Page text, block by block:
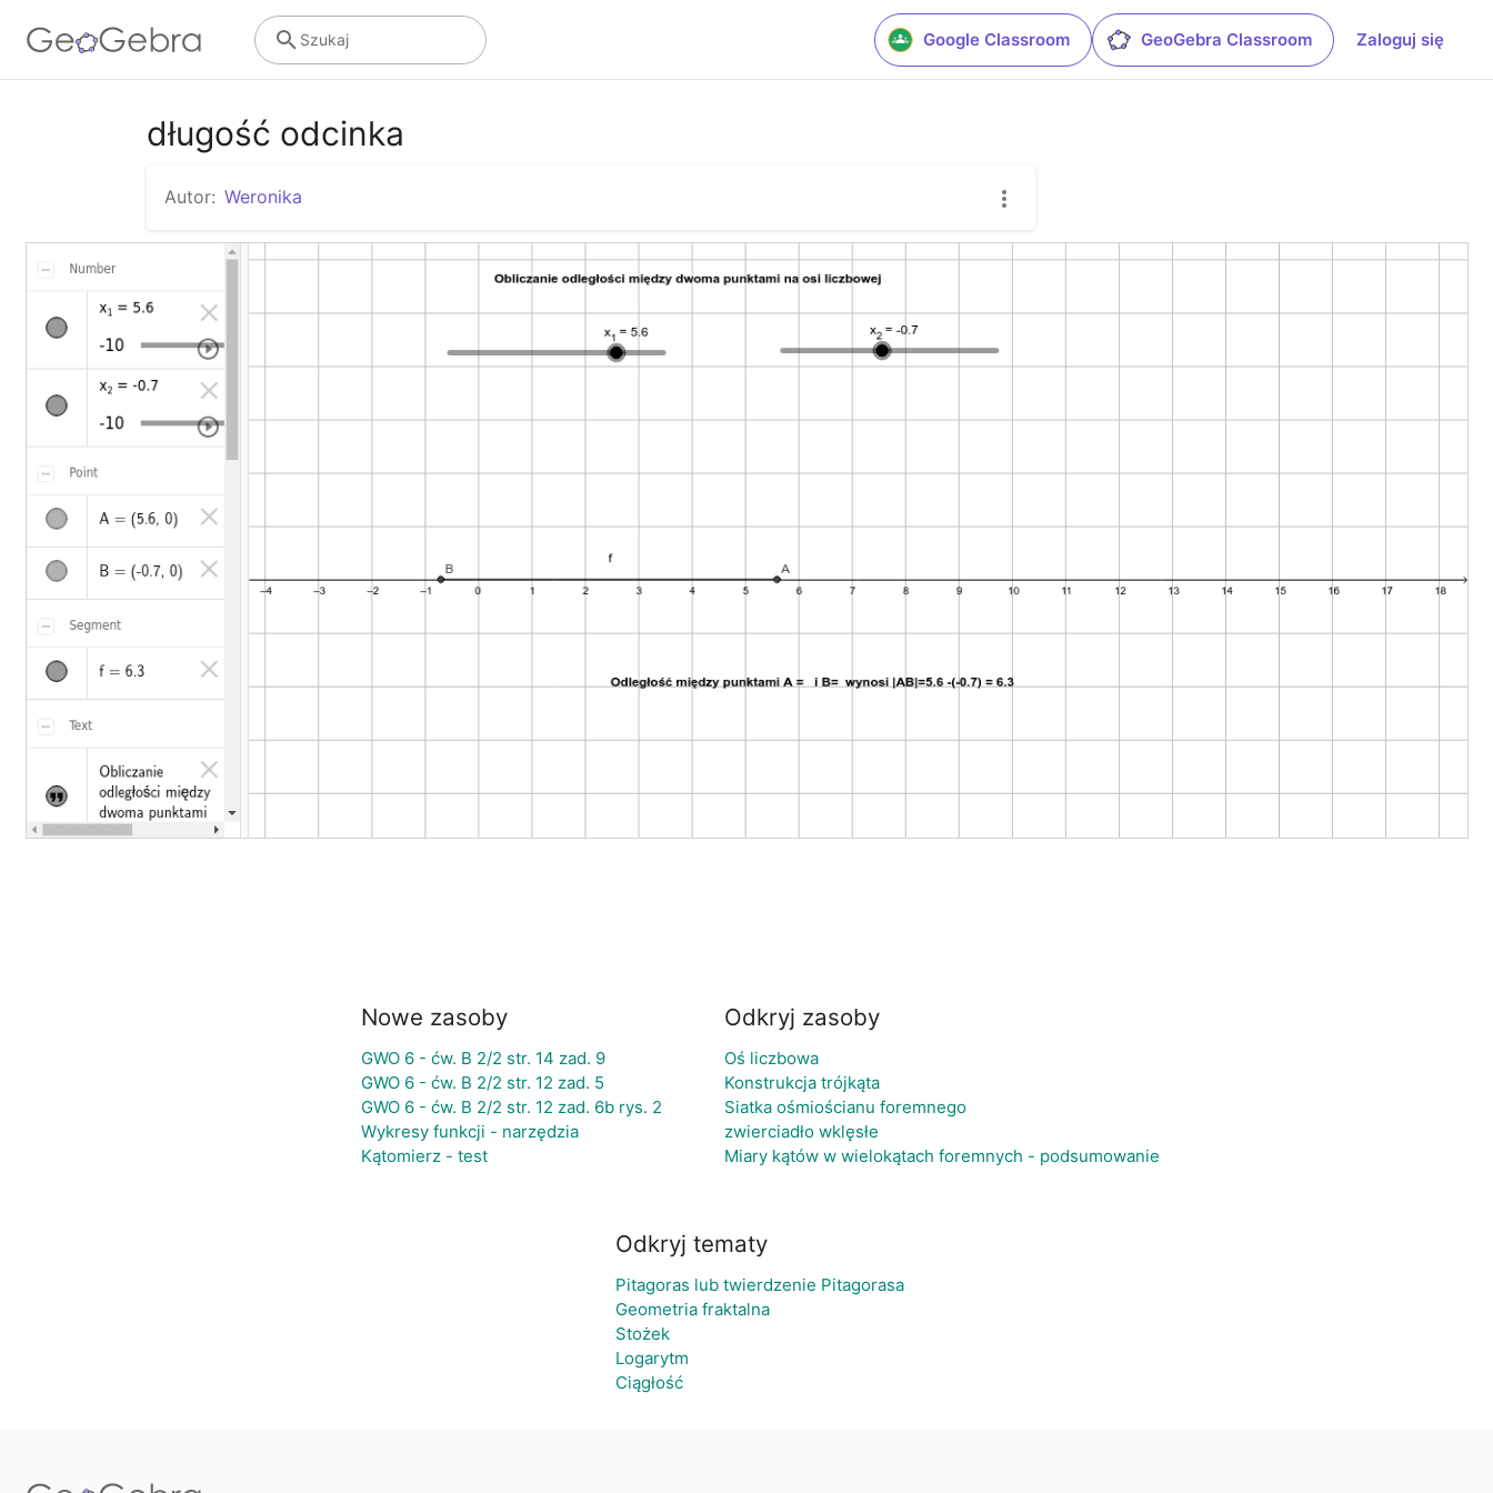
Google Classroom GeoGebra Classroom Zaloguj się
Szukaj
długość odcinka
Autor: Weronika
Nowe zasoby
GWO 6 - ćw. B 2/2 str. 14 zad. 9
GWO 6 - ćw. B 2/2 str. 12 zad. 5
GWO 6 - ćw. B 2/2 str. 12 zad. 6b rys. 2
Wykresy funkcji - narzędzia
Kątomierz - test
Odkryj zasoby
Oś liczbowa
Konstrukcja trójkąta
Siatka ośmiościanu foremnego
zwierciadło wklęsłe
Miary kątów w wielokątach foremnych - podsumowanie
Odkryj tematy
Pitagoras lub twierdzenie Pitagorasa
Geometria fraktalna
Stożek
Logarytm
Ciągłość